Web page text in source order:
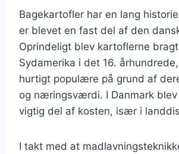
Bagekartofler har en lang
er blevet en fast del af den
Oprindeligt blev kartoflerne
Sydamerika i det 16.
hurtigt populære på grund af
og næringsværdi. I Danmark
vigtig del af kosten, især i
I takt med at